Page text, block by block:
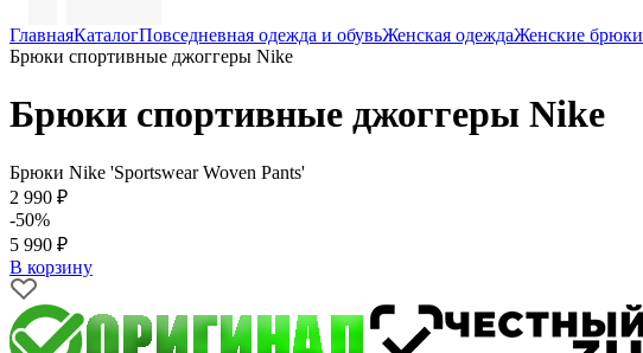
ГлавнаяКаталогПовседневная одежда и обувьЖенская одеждаЖенские брюки
Брюки спортивные джоггеры Nike
Брюки спортивные джоггеры Nike
Брюки Nike 'Sportswear Woven Pants'
2 990 ₽
-50%
5 990 ₽
В корзину